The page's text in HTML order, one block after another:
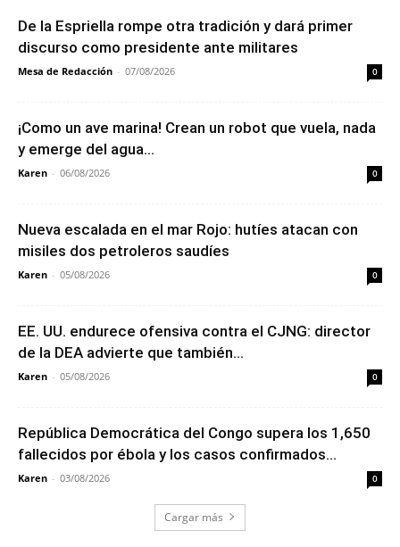
De la Espriella rompe otra tradición y dará primer
discurso como presidente ante militares
Mesa de Redacción - 07/08/2026 0
¡Como un ave marina! Crean un robot que vuela, nada
y emerge del agua...
Karen - 06/08/2026 0
Nueva escalada en el mar Rojo: hutíes atacan con
misiles dos petroleros saudíes
Karen - 05/08/2026 0
EE. UU. endurece ofensiva contra el CJNG: director
de la DEA advierte que también...
Karen - 05/08/2026 0
República Democrática del Congo supera los 1,650
fallecidos por ébola y los casos confirmados...
Karen - 03/08/2026 0
Cargar más